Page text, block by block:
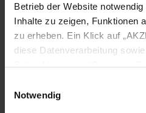
Betrieb der Website
Inhalte zu zeigen, Funktionen
zu erheben. Ein Klick auf
diese Datenverarbeitung
Notwendig
Wissenschaftliche/r
Experimentelle
Greifswald
Einsatzdienststelle(n)
Bewerbung bis